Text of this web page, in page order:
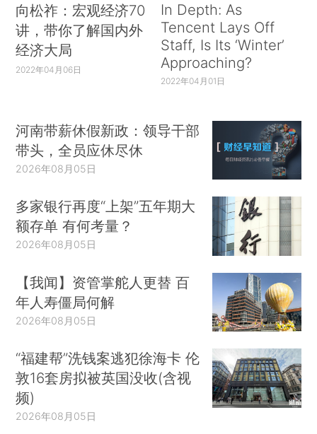
向松祚：宏观经济70
讲，带你了解国内外
经济大局
2022年04月06日
In Depth: As
Tencent Lays Off
Staff, Is Its ‘Winter’
Approaching?
2022年04月01日
河南带薪休假新政：领导干部
带头，全员应休尽休
2026年08月05日
多家银行再度“上架”五年期大
额存单 有何考量？
2026年08月05日
【我闻】资管掌舵人更替 百
年人寿僵局何解
2026年08月05日
“福建帮”洗钱案逃犯徐海卡 伦
敦16套房拟被英国没收(含视
频)
2026年08月05日